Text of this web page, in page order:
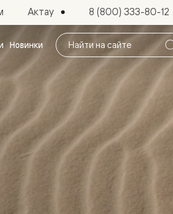
Поиск
по
сайту
Новинки
Актау 8 (800) 333-80-12